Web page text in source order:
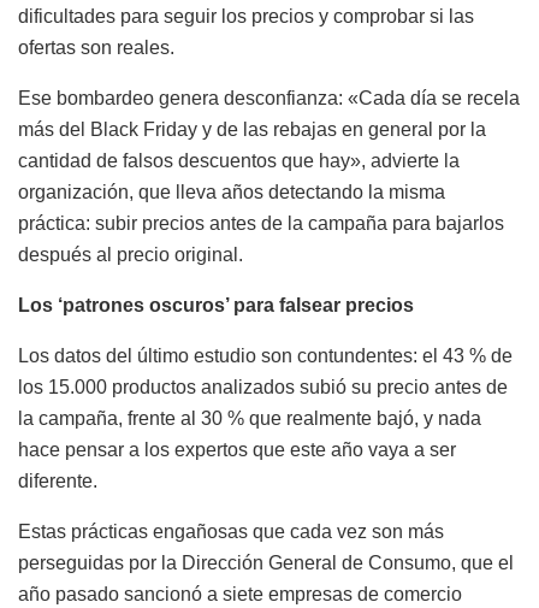
dificultades para seguir los precios y comprobar si las
ofertas son reales.
Ese bombardeo genera desconfianza: «Cada día se recela
más del Black Friday y de las rebajas en general por la
cantidad de falsos descuentos que hay», advierte la
organización, que lleva años detectando la misma
práctica: subir precios antes de la campaña para bajarlos
después al precio original.
Los ‘patrones oscuros’ para falsear precios
Los datos del último estudio son contundentes: el 43 % de
los 15.000 productos analizados subió su precio antes de
la campaña, frente al 30 % que realmente bajó, y nada
hace pensar a los expertos que este año vaya a ser
diferente.
Estas prácticas engañosas que cada vez son más
perseguidas por la Dirección General de Consumo, que el
año pasado sancionó a siete empresas de comercio